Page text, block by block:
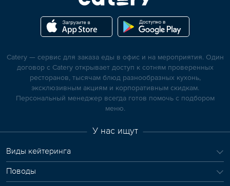
Catery — сервис для заказа еды в офис и на мероприятия. Один
договор с Catery открывает доступ к сотням проверенных
ресторанов, тысячам блюд разнообразных кухонь,
эксклюзивным акциям и корпоративным скидкам.
Персональный менеджер всегда готов помочь с подбором
меню.
У нас ищут
Виды кейтеринга
Поводы